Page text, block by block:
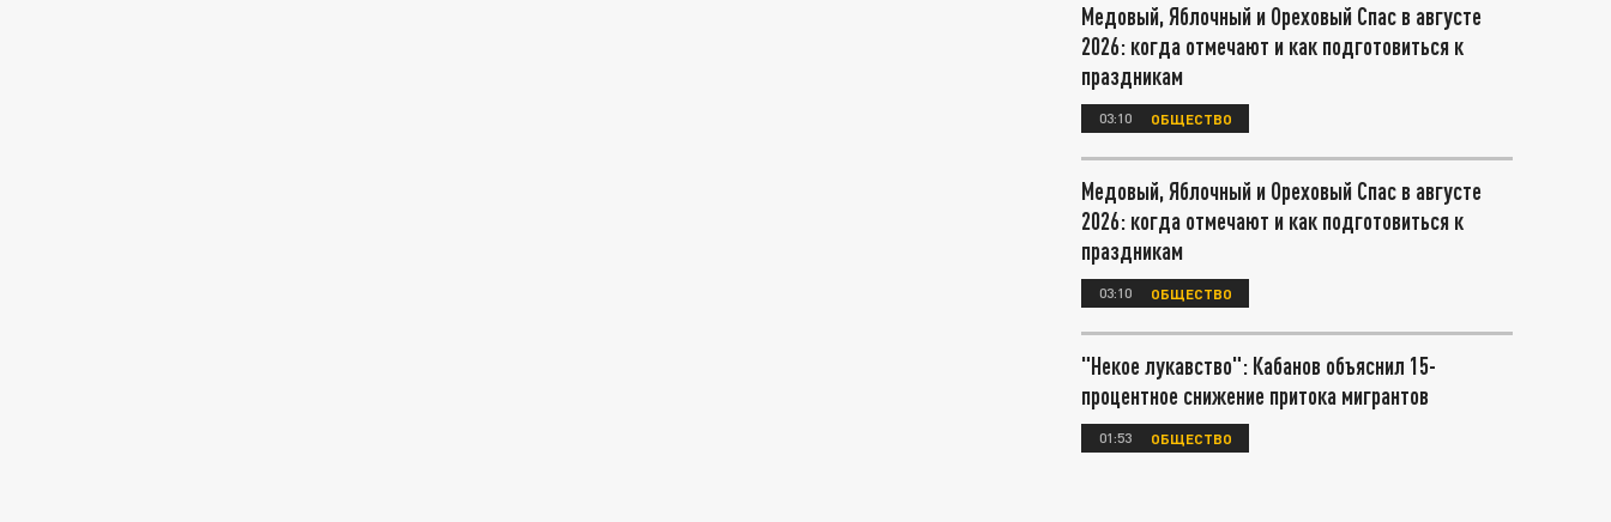
Медовый, Яблочный и Ореховый Спас в августе
2026: когда отмечают и как подготовиться к
праздникам
03:10 ОБЩЕСТВО
Медовый, Яблочный и Ореховый Спас в августе
2026: когда отмечают и как подготовиться к
праздникам
03:10 ОБЩЕСТВО
"Некое лукавство": Кабанов объяснил 15-
процентное снижение притока мигрантов
01:53 ОБЩЕСТВО